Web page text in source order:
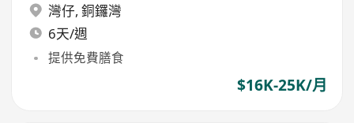
灣仔, 銅鑼灣
6天/週
提供免費膳食
$16K-25K/月